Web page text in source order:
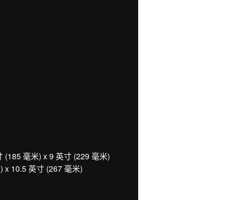
(185 毫米) x 9 英寸 (229 毫米)
x 10.5 英寸 (267 毫米)